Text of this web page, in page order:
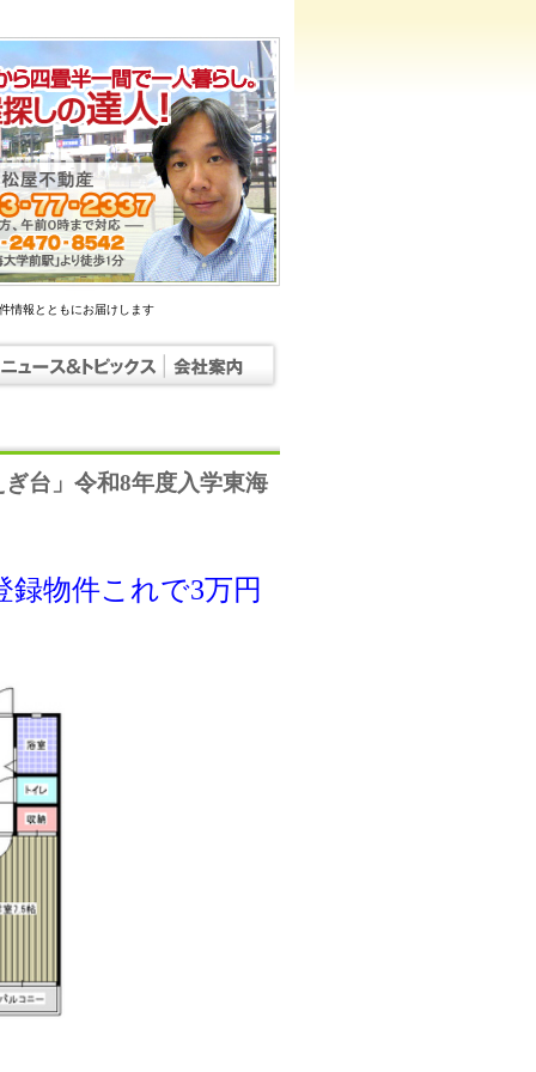
情報とともにお届けします
台」令和8年度入学東海
物件これで3万円